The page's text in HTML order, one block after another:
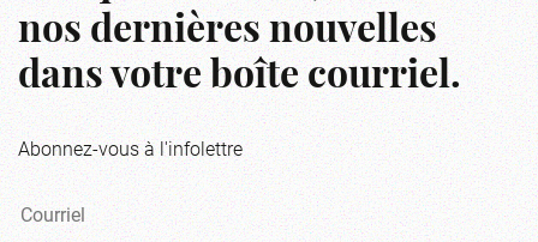
nos dernières nouvelles
dans votre boîte courriel.
Abonnez-vous à l'infolettre